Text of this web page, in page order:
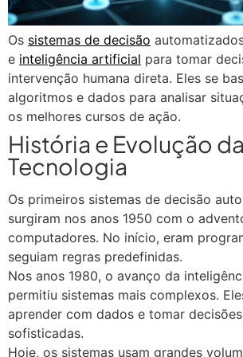
Os sistemas de decisão
e inteligência artificial para tomar
intervenção humana direta. Eles se
algoritmos e dados para analisar
os melhores cursos de ação.
História e Evolução da
Tecnologia
Os primeiros sistemas de decisão
surgiram nos anos 1950 com o
computadores. No início, eram
seguiam regras predefinidas.
Nos anos 1980, o avanço da
permitiu sistemas mais complexos.
aprender com dados e tomar
sofisticadas.
Hoje, os sistemas usam grandes